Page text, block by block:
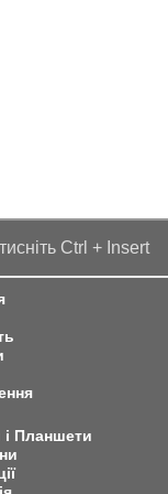
Ctrl + Insert
і Планшети